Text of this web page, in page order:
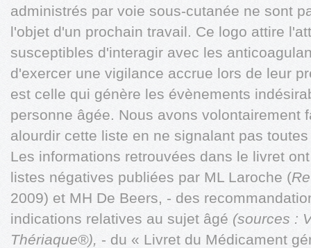
administrés par voie sous-cutanée ne sont
l'objet d'un prochain travail. Ce logo attire
susceptibles d'interagir avec les
d'exercer une vigilance accrue lors de leur
est celle qui génère les évènements
personne âgée. Nous avons volontairement
alourdir cette liste en ne signalant pas
Les informations retrouvées dans le livret
listes négatives publiées par ML Laroche (
2009) et MH De Beers, - des
indications relatives au sujet âgé (sources :
Thériaque®), - du « Livret du Médicament